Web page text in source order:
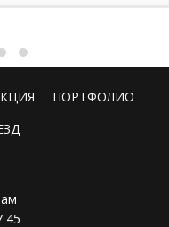
ПОРТФОЛИО
45